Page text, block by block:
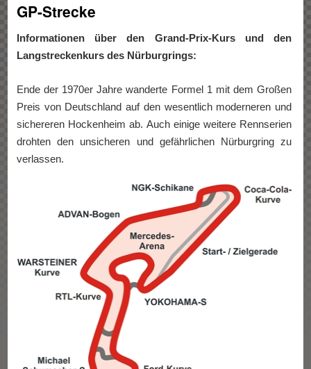
GP-Strecke
Informationen über den Grand-Prix-Kurs und den
Langstreckenkurs des Nürburgrings:
Ende der 1970er Jahre wanderte Formel 1 mit dem Großen
Preis von Deutschland auf den wesentlich moderneren und
sichereren Hockenheim ab. Auch einige weitere Rennserien
drohten den unsicheren und gefährlichen Nürburgring zu
verlassen.